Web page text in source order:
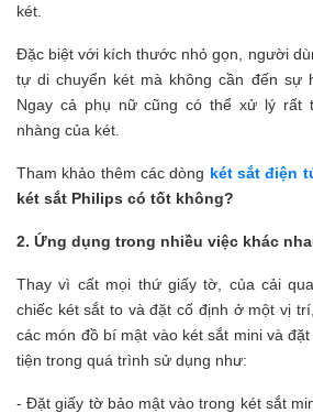
két.
Đặc biệt với kích thước nhỏ gọn, người
tự di chuyển két mà không cần đến sự
Ngay cả phụ nữ cũng có thể xử lý rất
nhàng của két.
Tham khảo thêm các dòng két sắt điện
két sắt Philips có tốt không?
2. Ứng dụng trong nhiều việc khác
Thay vì cất mọi thứ giấy tờ, của cải
chiếc két sắt to và đặt cố định ở một vị
các món đồ bí mật vào két sắt mini và
tiện trong quá trình sử dụng như:
- Đặt giấy tờ bảo mật vào trong két sắt